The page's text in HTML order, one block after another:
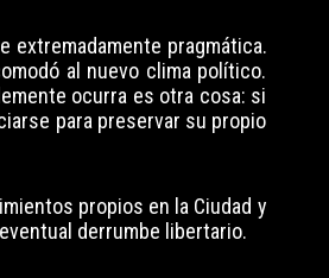
extremadamente pragmática.
al nuevo clima político.
ocurra es otra cosa: si
para preservar su propio
propios en la Ciudad y
derrumbe libertario.